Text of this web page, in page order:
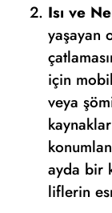
Isı ve
yaşayan
için
veya
ayda bir
liflerin